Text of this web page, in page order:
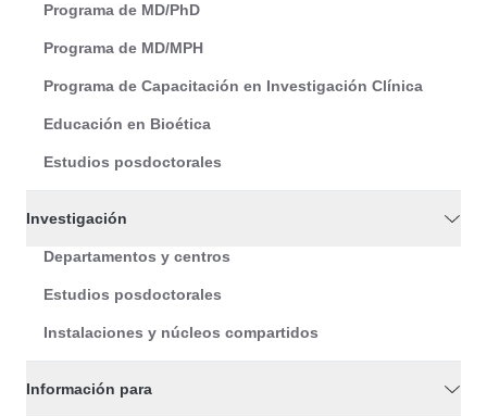
Programa de MD/PhD
Programa de MD/MPH
Programa de Capacitación en Investigación Clínica
Educación en Bioética
Estudios posdoctorales
Investigación
Departamentos y centros
Estudios posdoctorales
Instalaciones y núcleos compartidos
Información para